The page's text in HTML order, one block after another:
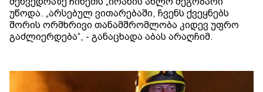
უწოდა. „არსებულ ვითარებაში, ჩვენს ქვეყნებს
შორის ორმხრივი თანამშრომლობა კიდევ უფრო
გაძლიერდება“, - განაცხადა აბას არაღჩიმ.